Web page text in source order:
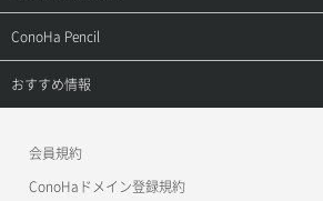
よくある質問
APIドキュメントVPS2.0
APIドキュメントVPS3.0
APIドキュメントVPS2.0
APIドキュメントVPS3.0
ご利用ガイド
サポートトップ
ご利用ガイド
ConoHa Pencil
サポートトップ
おすすめ情報
会員規約
ConoHaドメイン登録規約